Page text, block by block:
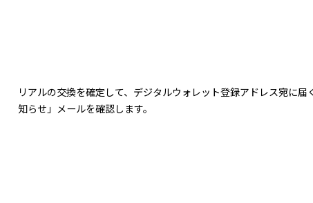
リアルの交換を確定して、デジタルウォレット登録アドレス宛に
知らせ」メールを確認します。